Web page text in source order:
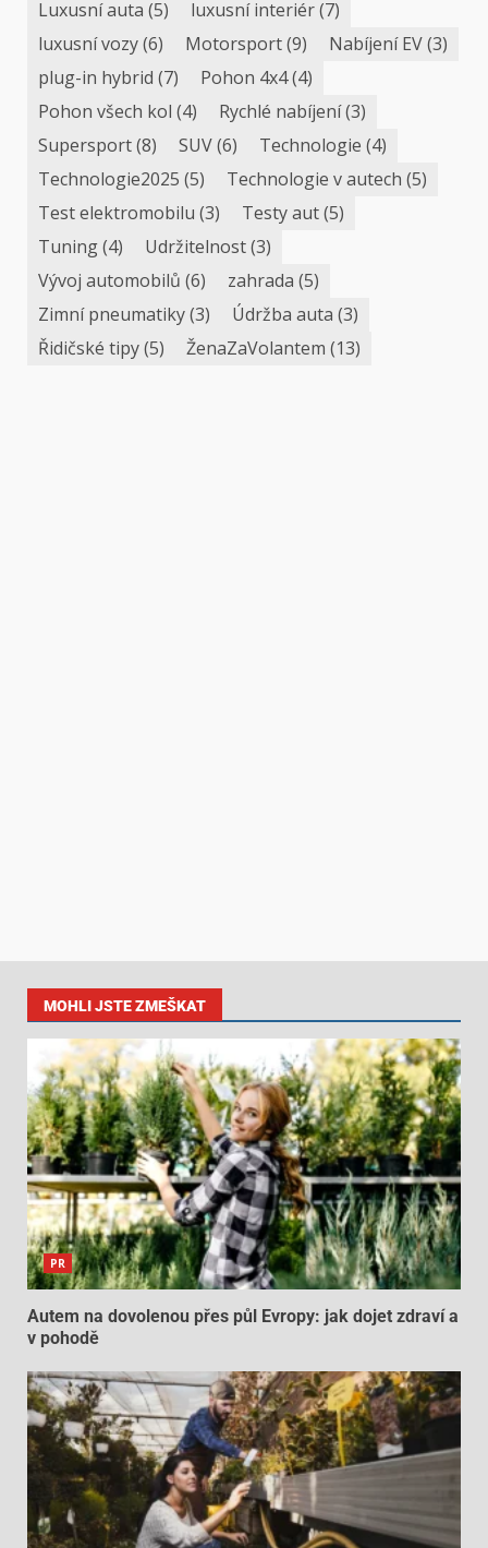
Luxusní auta (5) luxusní interiér(7)
luxusní vozy(6) Motorsport(9) Nabíjení EV(3)
plug-in hybrid (7) Pohon 4x4(4)
Pohon všech kol (4) Rychlé nabíjení(3)
Supersport(8) SUV(6) Technologie (4)
Technologie2025 (5) Technologie v autech (5)
Test elektromobilu (3) Testy aut(5)
Tuning(4) Udržitelnost(3)
Vývoj automobilů (6) zahrada (5)
Zimní pneumatiky(3) Údržba auta (3)
Řidičské tipy(5) ŽenaZaVolantem (13)
MOHLI JSTE ZMEŠKAT
PR
Autem na dovolenou přes půl Evropy: jak dojet zdraví a
v pohodě